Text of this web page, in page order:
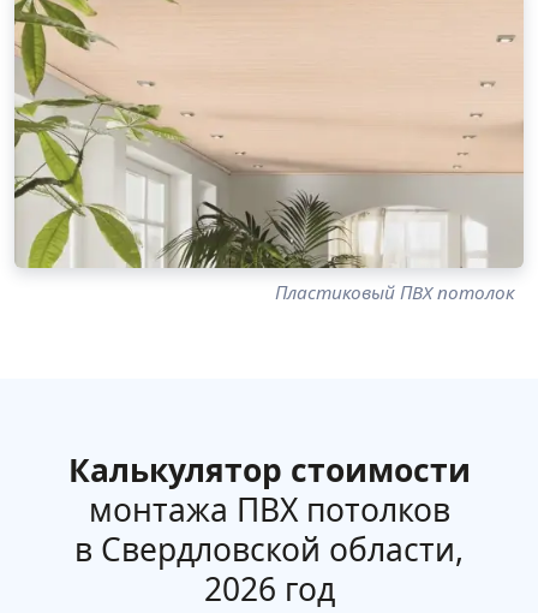
Пластиковый ПВХ потолок
Калькулятор стоимости
монтажа ПВХ потолков
в Свердловской области,
2026 год